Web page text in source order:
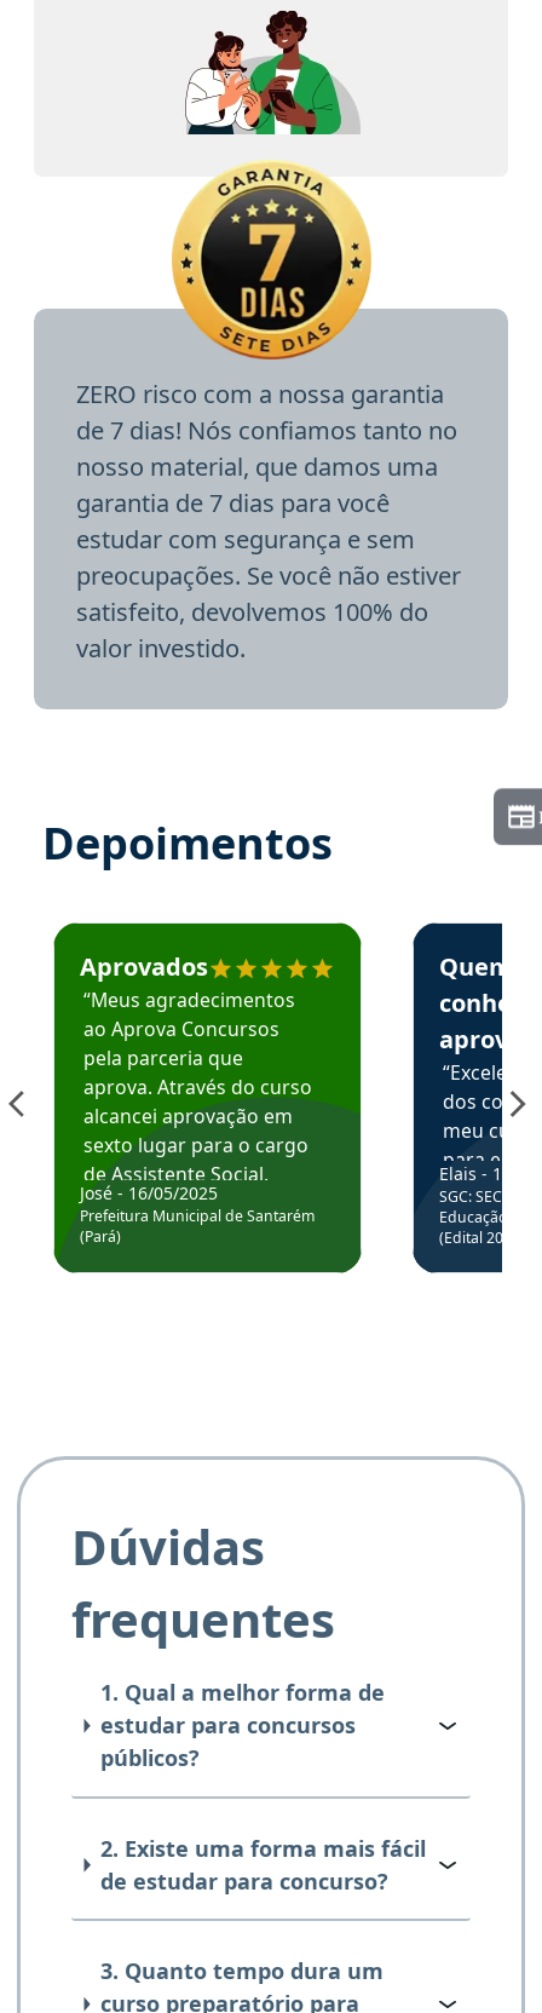
ZERO risco com a nossa garantia
de 7 dias! Nós confiamos tanto no
nosso material, que damos uma
garantia de 7 dias para você
estudar com segurança e sem
preocupações. Se você não estiver
satisfeito, devolvemos 100% do
valor investido.
Depoimentos
Estudante José recomenda o Aprova Concursos em
Aprovados
“Meus agradecimentos
ao Aprova Concursos
pela parceria que
aprova. Através do curso
alcancei aprovação em
sexto lugar para o cargo
de Assistente Social.
Hoje estou atuando na
Prefeitura de Santarém.
José - 16/05/2025
Prefeitura Municipal de Santarém
(Pará)
Estudante
Quem
aprova
dos
meu
para
colocar
através
de
Elais - 15/
SGC: SEC BA
Educação
(Edital
Dúvidas
frequentes
1. Qual a melhor forma de
estudar para concursos
públicos?
2. Existe uma forma mais fácil
de estudar para concurso?
3. Quanto tempo dura um
curso preparatório para